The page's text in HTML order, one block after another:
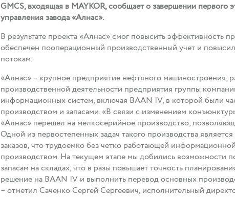
GMCS, входящая в MAYKOR, сообщает о завершении
управления завода «Алнас».
В результате проекта «Алнас» смог повысить эффективность
обеспечен пооперационный производственный учет и
потокам.
«Алнас» – крупное предприятие нефтяного машиностроения,
производственной деятельности предприятия группы
информационных систем, включая BAAN IV, в которой были
производством и запасами. «В связи с изменением
«Алнас» перешел на мелкосерийное производство,
Одной из первостепенных задач такого производства
заказов, что трудоемко без четко работающей
производством. На текущем этапе мы добились возможности
запасам на складах, что в разы повышает точность
решение на BAAN IV и выполнить перевод основных
– отметил Саченко Сергей Сергеевич, исполнительный